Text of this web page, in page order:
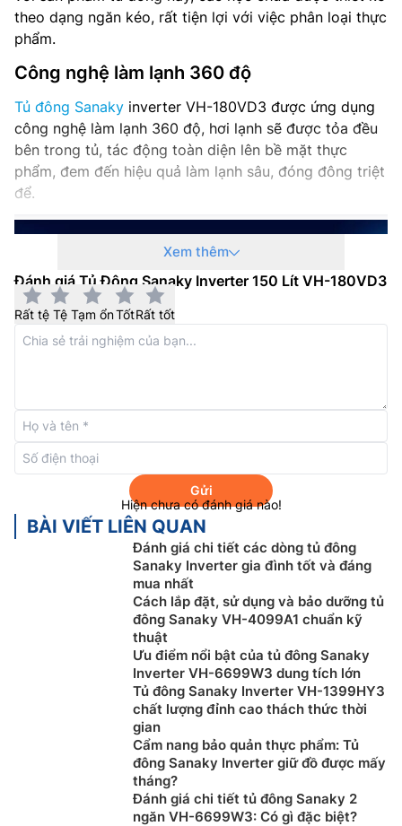
theo dạng ngăn kéo, rất tiện lợi với việc phân loại thực
phẩm.
Công nghệ làm lạnh 360 độ
Tủ đông Sanaky inverter VH-180VD3 được ứng dụng
công nghệ làm lạnh 360 độ, hơi lạnh sẽ được tỏa đều
bên trong tủ, tác động toàn diện lên bề mặt thực
phẩm, đem đến hiệu quả làm lạnh sâu, đóng đông triệt
để.
Nhiệt độ trong tủ có thể đạt tới -18 độ C, thực phẩm
được bảo quản trong điều kiện đông lạnh sâu, phù
hợp với nhu cầu bảo quản một số thực phẩm như thịt,
cá, rau củ,…trong thời gian dài. Với điều kiện lý tưởng,
vi khuẩn sẽ không thể xâm nhập vào thực phẩm, giúp
thức ăn giữ trọn hương vị và dưỡng chất.
Công nghệ inverter tiết kiệm điện
Sanaky 150 lít VH-180VD3 được trang bị
công nghệ inverter giúp máy tiết kiệm điện năng lên
tới 50%. Với công nghệ này khi tủ đông đạt đến mức
nhiệt phù hợp, máy nén sẽ duy trì mức công suất nhỏ
nhất, và chính từ đó có thể điều chỉnh từ mức công
suất này lên đến mức nhiệt độ phù hợp mà không cần
phải khởi động lại làm giảm điện năng tiêu thụ.
Xem thêm
Đánh giá Tủ Đông Sanaky Inverter 150 Lít VH-180VD3
Rất tệ Tệ Tạm ổnTốtRất tốt
Gửi
Hiện chưa có đánh giá nào!
BÀI VIẾT LIÊN QUAN
Đánh giá chi tiết các dòng tủ đông
Sanaky Inverter gia đình tốt và đáng
mua nhất
Cách lắp đặt, sử dụng và bảo dưỡng tủ
đông Sanaky VH-4099A1 chuẩn kỹ
thuật
Ưu điểm nổi bật của tủ đông Sanaky
Inverter VH-6699W3 dung tích lớn
Tủ đông Sanaky Inverter VH-1399HY3
chất lượng đỉnh cao thách thức thời
gian
Cẩm nang bảo quản thực phẩm: Tủ
đông Sanaky Inverter giữ đồ được mấy
tháng?
Đánh giá chi tiết tủ đông Sanaky 2
ngăn VH-6699W3: Có gì đặc biệt?